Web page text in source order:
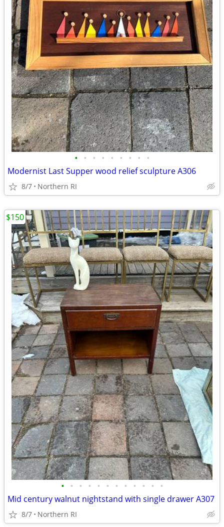
• • • • • • • • •
Modernist Last Supper wood relief sculpture A306
8/7 Northern RI
• • • • • • • • • • • •
Mid century walnut nightstand with single drawer A307
8/7 Northern RI
$150